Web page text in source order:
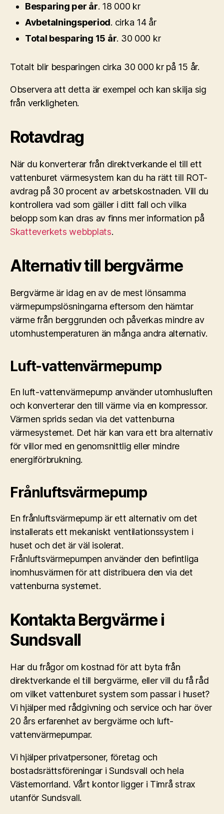
Besparing per år. 18 000 kr
Avbetalningsperiod. cirka 14 år
Total besparing 15 år. 30 000 kr
Totalt blir besparingen cirka 30 000 kr på 15 år.
Observera att detta är exempel och kan skilja sig
från verkligheten.
Rotavdrag
När du konverterar från direktverkande el till ett
vattenburet värmesystem kan du ha rätt till ROT-
avdrag på 30 procent av arbetskostnaden. Vill du
kontrollera vad som gäller i ditt fall och vilka
belopp som kan dras av finns mer information på
Skatteverkets webbplats.
Alternativ till bergvärme
Bergvärme är idag en av de mest lönsamma
värmepumpslösningarna eftersom den hämtar
värme från berggrunden och påverkas mindre av
utomhustemperaturen än många andra alternativ.
Luft-vattenvärmepump
En luft-vattenvärmepump använder utomhusluften
och konverterar den till värme via en kompressor.
Värmen sprids sedan via det vattenburna
värmesystemet. Det här kan vara ett bra alternativ
för villor med en genomsnittlig eller mindre
energiförbrukning.
Frånluftsvärmepump
En frånluftsvärmepump är ett alternativ om det
installerats ett mekaniskt ventilationssystem i
huset och det är väl isolerat.
Frånluftsvärmepumpen använder den befintliga
inomhusvärmen för att distribuera den via det
vattenburna systemet.
Kontakta Bergvärme i
Sundsvall
Har du frågor om kostnad för att byta från
direktverkande el till bergvärme, eller vill du få råd
om vilket vattenburet system som passar i huset?
Vi hjälper med rådgivning och service och har över
20 års erfarenhet av bergvärme och luft-
vattenvärmepumpar.
Vi hjälper privatpersoner, företag och
bostadsrättsföreningar i Sundsvall och hela
Västernorrland. Vårt kontor ligger i Timrå strax
utanför Sundsvall.